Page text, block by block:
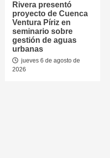
Rivera presentó
proyecto de Cuenca
Ventura Píriz en
seminario sobre
gestión de aguas
urbanas
jueves 6 de agosto de
2026